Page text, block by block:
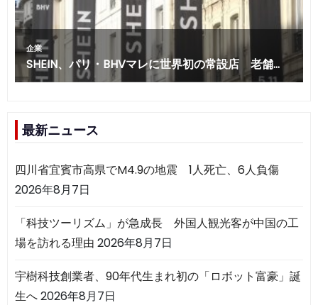
最新ニュース
四川省宜賓市高県でM4.9の地震 1人死亡、6人負傷
2026年8月7日
「科技ツーリズム」が急成長 外国人観光客が中国の工
場を訪れる理由 2026年8月7日
宇樹科技創業者、90年代生まれ初の「ロボット富豪」誕
生へ2026年8月7日